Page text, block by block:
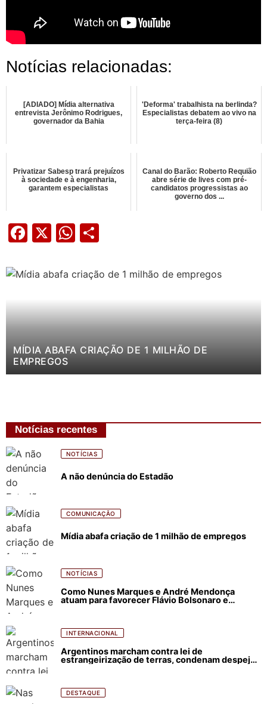
Notícias relacionadas:
[ADIADO] Mídia alternativa
entrevista Jerônimo Rodrigues,
governador da Bahia
'Deforma' trabalhista na berlinda?
Especialistas debatem ao vivo na
terça-feira (8)
Privatizar Sabesp trará prejuízos
à sociedade e à engenharia,
garantem especialistas
Canal do Barão: Roberto Requião
abre série de lives com pré-
candidatos progressistas ao
governo dos ...
Facebook
X WhatsApp
MÍDIA ABAFA CRIAÇÃO DE 1 MILHÃO DE
EMPREGOS
Notícias recentes
NOTÍCIAS
A não denúncia do Estadão
COMUNICAÇÃO
Mídia abafa criação de 1 milhão de empregos
NOTÍCIAS
Como Nunes Marques e André Mendonça
atuam para favorecer Flávio Bolsonaro e
INTERNACIONAL
Argentinos marcham contra lei de
estrangeirização de terras, condenam despejos
DESTAQUE